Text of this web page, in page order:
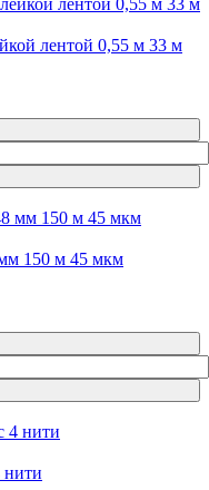
лентой 0,55 м 33 м
150 м 45 мкм
нити